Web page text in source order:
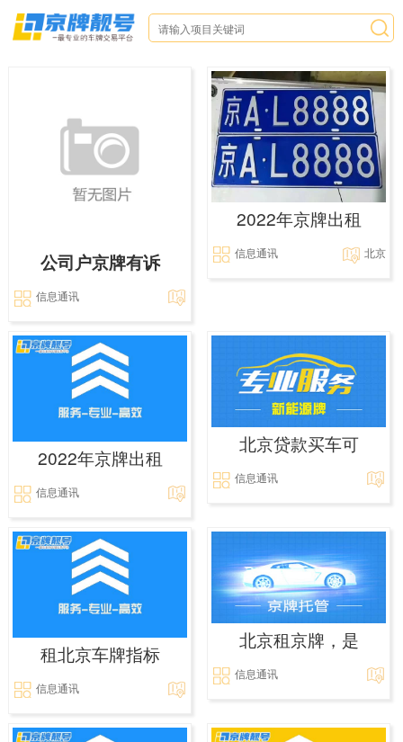
公司户京牌有诉
信息通讯
2022年京牌出租
信息通讯 北京
2022年京牌出租
信息通讯
北京贷款买车可
信息通讯
租北京车牌指标
信息通讯
北京租京牌，是
信息通讯